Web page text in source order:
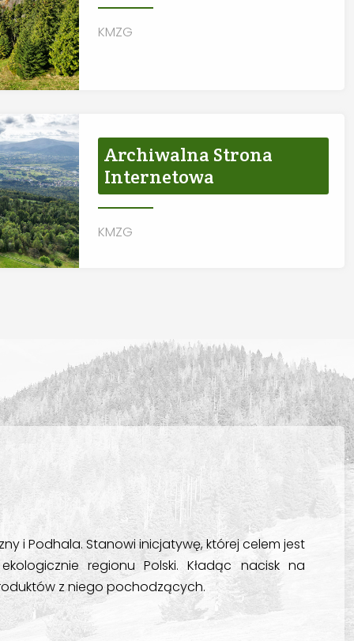
KMZG
Archiwalna Strona
Internetowa
KMZG
i Podhala. Stanowi inicjatywę, której celem jest
regionu Polski. Kładąc nacisk na
z niego pochodzących.